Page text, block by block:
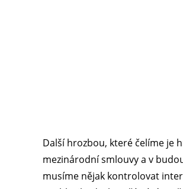
Další hrozbou, které čelíme je
mezinárodní smlouvy a v
musíme nějak kontrolovat